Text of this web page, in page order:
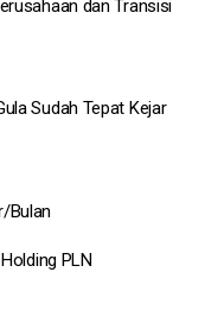
dan Transisi
Sudah Tepat Kejar
Bulan
PLN